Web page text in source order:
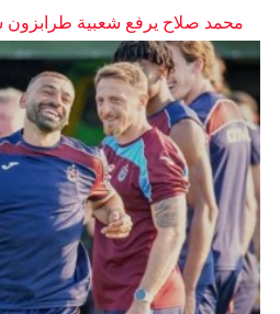
محمد صلاح يرفع شعبية طرابزون سبور إلى 106